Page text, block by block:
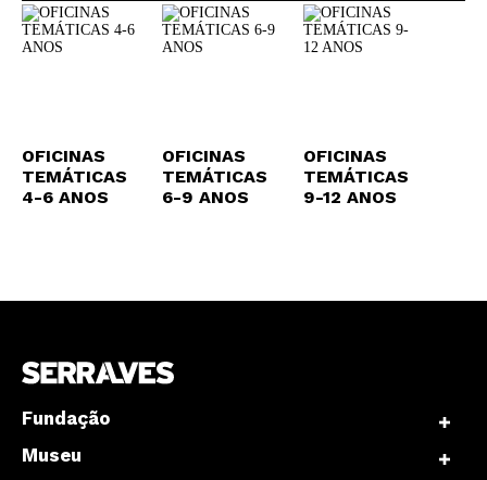
OFICINAS
TEMÁTICAS
4-6 ANOS
OFICINAS
TEMÁTICAS
6-9 ANOS
OFICINAS
TEMÁTICAS
9-12 ANOS
Fundação
Museu